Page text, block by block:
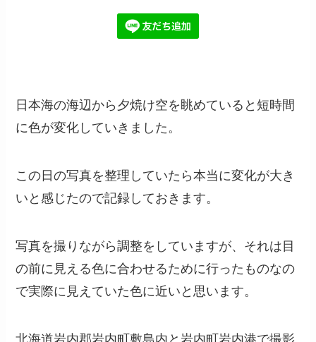
日本海の海辺から夕焼け空を眺めていると短時間
に色が変化していきました。
この日の写真を整理していたら本当に変化が大き
いと感じたので記録しておきます。
写真を撮りながら調整をしていますが、それは目
の前に見える色に合わせるために行ったものなの
で実際に見えていた色に近いと思います。
北海道岩内郡岩内町敷島内と岩内町岩内港で撮影